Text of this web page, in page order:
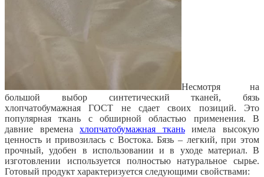
Несмотря на
большой выбор синтетический тканей, бязь
хлопчатобумажная ГОСТ не сдает своих позиций. Это
популярная ткань с обширной областью применения. В
давние временахлопчатобумажная тканьимела высокую
ценность и привозилась с Востока. Бязь – легкий, при этом
прочный, удобен в использовании и в уходе материал. В
изготовлении используется полностью натуральное сырье.
Готовый продукт характеризуется следующими свойствами: